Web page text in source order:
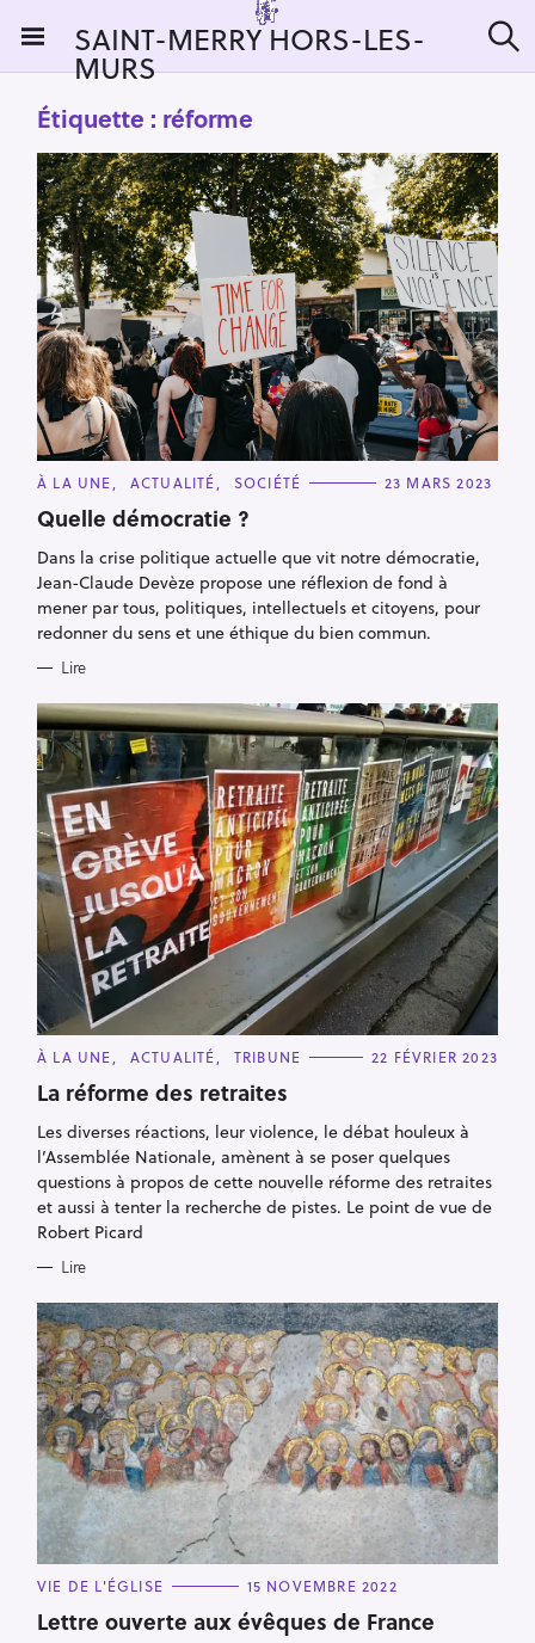
i
SAINT-MERRY HORS-LES-
MURS e
Étiquette : réforme
C
T
E
O
R
I
E
S
À LA UNE ACTUALITÉ SOCIÉTÉ 23 MARS 2023
Quelle démocratie ?
Dans la crise politique actuelle que vit notre démocratie,
Jean-Claude Devèze propose une réflexion de fond à
mener par tous, politiques, intellectuels et citoyens, pour
redonner du sens et une éthique du bien commun.
Lire
C
T
E
O
R
I
E
S
À LA UNE ACTUALITÉ TRIBUNE 22 FÉVRIER 2023
La réforme des retraites
Les diverses réactions, leur violence, le débat houleux à
l’Assemblée Nationale, amènent à se poser quelques
questions à propos de cette nouvelle réforme des retraites
et aussi à tenter la recherche de pistes. Le point de vue de
Robert Picard
Lire
C
T
E
VIE DE L'ÉGLISE 15 NOVEMBRE 2022
Lettre ouverte aux évêques de France